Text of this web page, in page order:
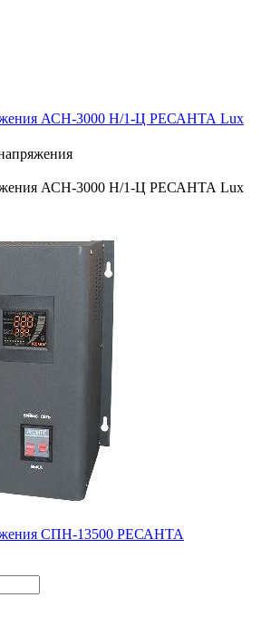
АСН-3000 Н/1-Ц РЕСАНТА Lux
АСН-3000 Н/1-Ц РЕСАНТА Lux
СПН-13500 РЕСАНТА